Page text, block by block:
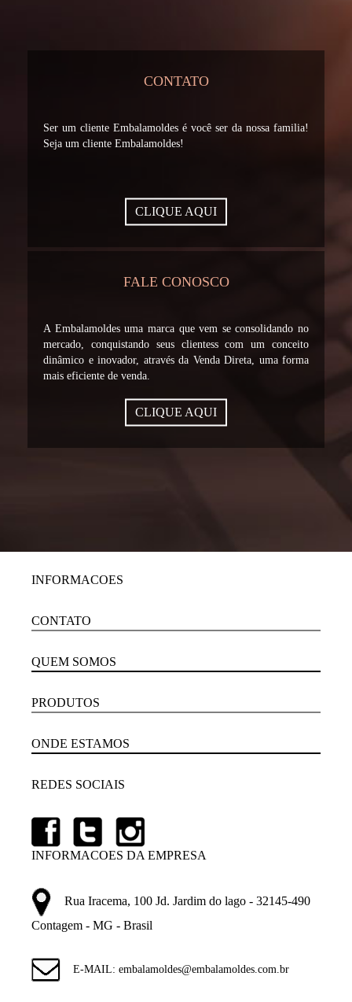
CONTATO
Ser um cliente Embalamoldes é você ser da nossa familia!
Seja um cliente Embalamoldes!
CLIQUE AQUI
FALE CONOSCO
A Embalamoldes uma marca que vem se consolidando no
mercado, conquistando seus clientess com um conceito
dinâmico e inovador, através da Venda Direta, uma forma
mais eficiente de venda.
CLIQUE AQUI
INFORMACOES
CONTATO
QUEM SOMOS
PRODUTOS
ONDE ESTAMOS
REDES SOCIAIS
INFORMACOES DA EMPRESA
Rua Iracema, 100 Jd. Jardim do lago - 32145-490
Contagem - MG - Brasil
E-MAIL: embalamoldes@embalamoldes.com.br